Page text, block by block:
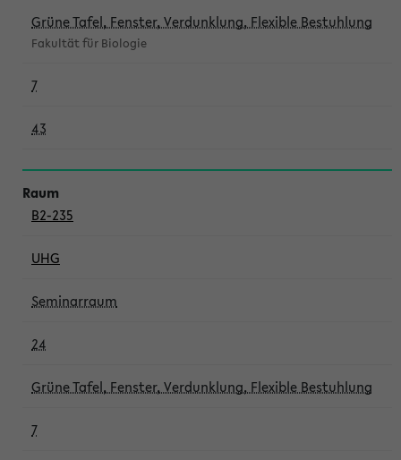
Grüne Tafel, Fenster, Verdunklung, Flexible Bestuhlung
Fakultät für Biologie
7
43
B2-235
UHG
Seminarraum
24
Grüne Tafel, Fenster, Verdunklung, Flexible Bestuhlung
7